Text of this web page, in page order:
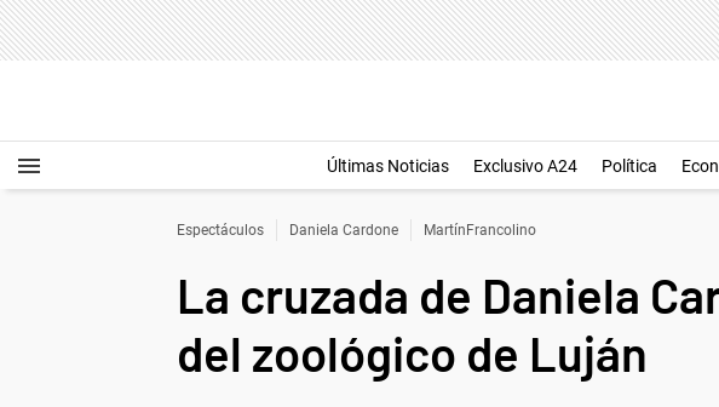
Últimas Noticias Exclusivo A24 Política
Espectáculos Daniela Cardone MartínFrancolino
La cruzada de Daniela
del zoológico de Luján